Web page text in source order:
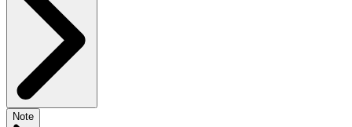
Note